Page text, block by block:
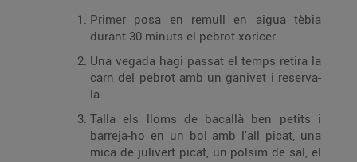
Primer posa en remull en aigua tèbia
durant 30 minuts el pebrot xoricer.
Una vegada hagi passat el temps retira la
carn del pebrot amb un ganivet i reserva-
la.
Talla els lloms de bacallà ben petits i
barreja-ho en un bol amb l'all picat, una
mica de julivert picat, un polsim de sal, el